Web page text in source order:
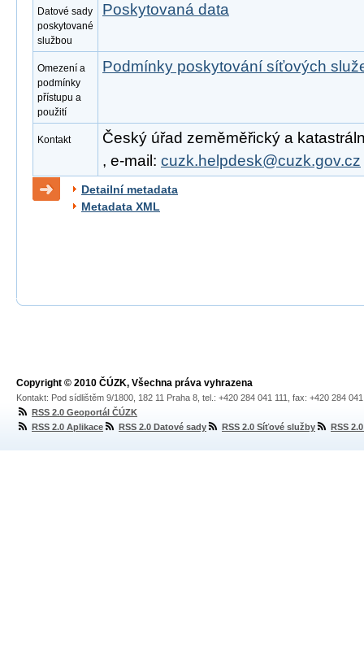
Datové sady
poskytované
službou
Poskytovaná data
Omezení a
podmínky
přístupu a
použití
Podmínky poskytování síťových
Kontakt
Český úřad zeměměřický a
, e-mail: cuzk.helpdesk@cuzk.gov.cz
Detailní metadata
Metadata XML
Copyright © 2010 ČÚZK, Všechna práva vyhrazena
Kontakt: Pod sídlištěm 9/1800, 182 11 Praha 8, tel.: +420 284 041 111, fax: +420 284
RSS 2.0 Geoportál ČÚZK
RSS 2.0 Aplikace
RSS 2.0 Datové sady RSS 2.0 Síťové služby RSS